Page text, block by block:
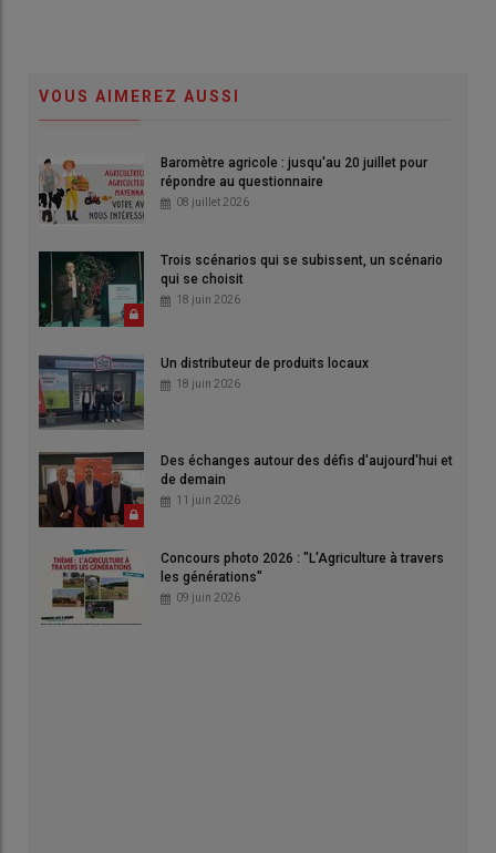
VOUS AIMEREZ AUSSI
Baromètre agricole : jusqu'au 20 juillet pour
répondre au questionnaire
08 juillet 2026
Trois scénarios qui se subissent, un scénario
qui se choisit
18 juin 2026
Un distributeur de produits locaux
18 juin 2026
Des échanges autour des défis d'aujourd'hui et
de demain
11 juin 2026
Concours photo 2026 : "L'Agriculture à travers
les générations"
09 juin 2026